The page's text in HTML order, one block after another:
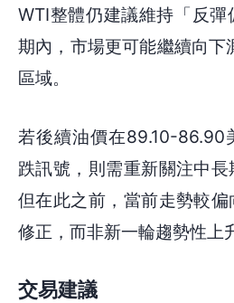
WTI整體仍建議維持「反
期內，市場更可能繼續向
區域。
若後續油價在89.10-86.90
跌訊號，則需重新關注中長
但在此之前，當前走勢較
修正，而非新一輪趨勢性上
交易建議